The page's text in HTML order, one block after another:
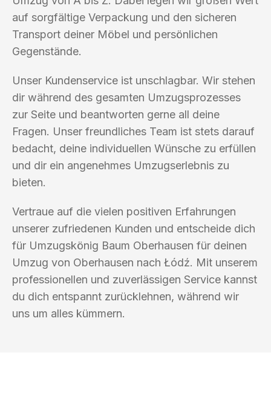
auf sorgfältige Verpackung und den sicheren
Transport deiner Möbel und persönlichen
Gegenstände.
Unser Kundenservice ist unschlagbar. Wir stehen
dir während des gesamten Umzugsprozesses
zur Seite und beantworten gerne all deine
Fragen. Unser freundliches Team ist stets darauf
bedacht, deine individuellen Wünsche zu erfüllen
und dir ein angenehmes Umzugserlebnis zu
bieten.
Vertraue auf die vielen positiven Erfahrungen
unserer zufriedenen Kunden und entscheide dich
für Umzugskönig Baum Oberhausen für deinen
Umzug von Oberhausen nach Łódź. Mit unserem
professionellen und zuverlässigen Service kannst
du dich entspannt zurücklehnen, während wir
uns um alles kümmern.